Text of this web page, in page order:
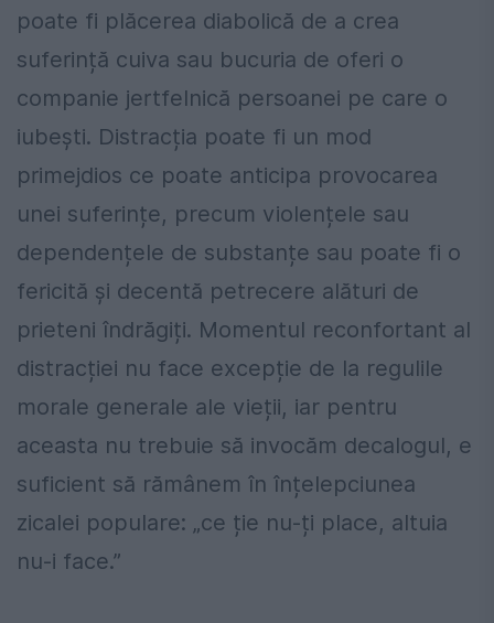
poate fi plăcerea diabolică de a crea
suferință cuiva sau bucuria de oferi o
companie jertfelnică persoanei pe care o
iubești. Distracția poate fi un mod
primejdios ce poate anticipa provocarea
unei suferințe, precum violențele sau
dependențele de substanțe sau poate fi o
fericită și decentă petrecere alături de
prieteni îndrăgiți. Momentul reconfortant al
distracției nu face excepție de la regulile
morale generale ale vieții, iar pentru
aceasta nu trebuie să invocăm decalogul, e
suficient să rămânem în înțelepciunea
zicalei populare: „ce ție nu-ți place, altuia
nu-i face.”